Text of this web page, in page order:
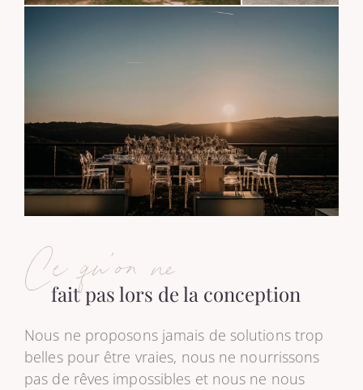
Ce qu’on ne
fait pas lors de la conception
Nous ne proposons jamais de solutions trop
belles pour être vraies, nous ne nourrissons
pas de rêves impossibles et nous ne nous